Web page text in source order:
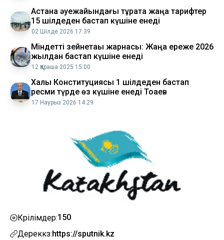
Астана әуежайындағы тұрақта жаңа тарифтер
15 шілдеден бастап күшіне енеді
02 Шілде 2026 17:39
Міндетті зейнетақы жарнасы: Жаңа ереже 2026
жылдан бастап күшіне енеді
12 Қараша 2025 15:00
Халық Конституциясы 1 шілдеден бастап
ресми түрде өз күшіне енеді Тоқаев
17 Наурыз 2026 14:29
Көрілімдер:150
Дереккөз:https://sputnik.kz